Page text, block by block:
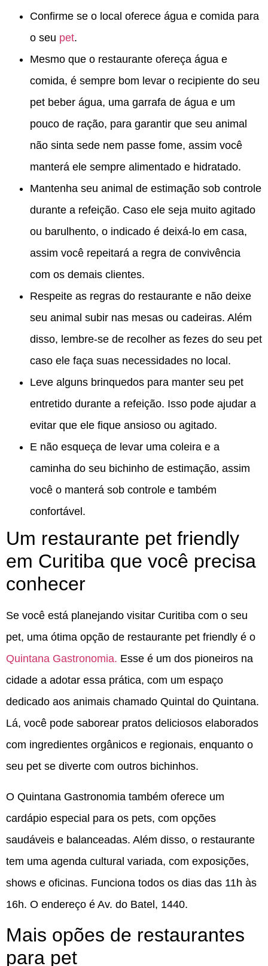
Confirme se o local oferece água e comida para
o seu pet.
Mesmo que o restaurante ofereça água e
comida, é sempre bom levar o recipiente do seu
pet beber água, uma garrafa de água e um
pouco de ração, para garantir que seu animal
não sinta sede nem passe fome, assim você
manterá ele sempre alimentado e hidratado.
Mantenha seu animal de estimação sob controle
durante a refeição. Caso ele seja muito agitado
ou barulhento, o indicado é deixá-lo em casa,
assim você repeitará a regra de convivência
com os demais clientes.
Respeite as regras do restaurante e não deixe
seu animal subir nas mesas ou cadeiras. Além
disso, lembre-se de recolher as fezes do seu pet
caso ele faça suas necessidades no local.
Leve alguns brinquedos para manter seu pet
entretido durante a refeição. Isso pode ajudar a
evitar que ele fique ansioso ou agitado.
E não esqueça de levar uma coleira e a
caminha do seu bichinho de estimação, assim
você o manterá sob controle e também
confortável.
Um restaurante pet friendly
em Curitiba que você precisa
conhecer
Se você está planejando visitar Curitiba com o seu
pet, uma ótima opção de restaurante pet friendly é o
Quintana Gastronomia. Esse é um dos pioneiros na
cidade a adotar essa prática, com um espaço
dedicado aos animais chamado Quintal do Quintana.
Lá, você pode saborear pratos deliciosos elaborados
com ingredientes orgânicos e regionais, enquanto o
seu pet se diverte com outros bichinhos.
O Quintana Gastronomia também oferece um
cardápio especial para os pets, com opções
saudáveis e balanceadas. Além disso, o restaurante
tem uma agenda cultural variada, com exposições,
shows e oficinas. Funciona todos os dias das 11h às
16h. O endereço é Av. do Batel, 1440.
Mais opões de restaurantes
para pet